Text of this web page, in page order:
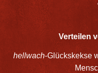
Verteilen
hellwach-Glückskekse